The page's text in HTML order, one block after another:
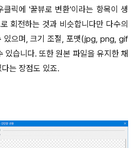
클릭에 '꿀뷰로 변환'이라는 항목이 생
회전하는 것과 비슷합니다만 다수의
있으며, 크기 조절, 포맷(jpg, png, gif
있습니다. 또한 원본 파일을 유지한 채
는 장점도 있죠.